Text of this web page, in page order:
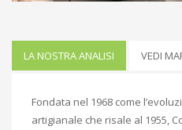
LA NOSTRA ANALISI VEDI
Fondata nel 1968 come
artigianale che risale al 1955,